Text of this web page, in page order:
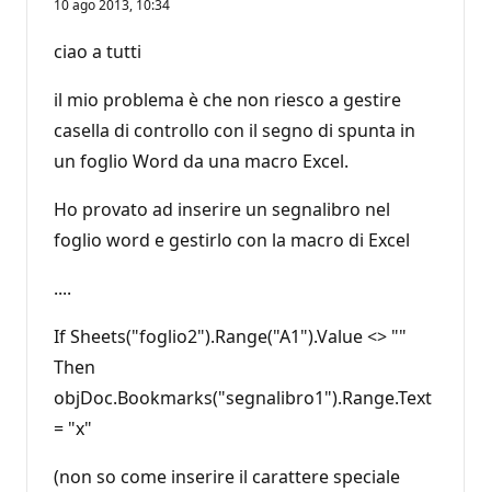
10 ago 2013, 10:34
ciao a tutti
il mio problema è che non riesco a gestire
casella di controllo con il segno di spunta in
un foglio Word da una macro Excel.
Ho provato ad inserire un segnalibro nel
foglio word e gestirlo con la macro di Excel
....
If Sheets("foglio2").Range("A1").Value <> ""
Then
objDoc.Bookmarks("segnalibro1").Range.Text
= "x"
(non so come inserire il carattere speciale